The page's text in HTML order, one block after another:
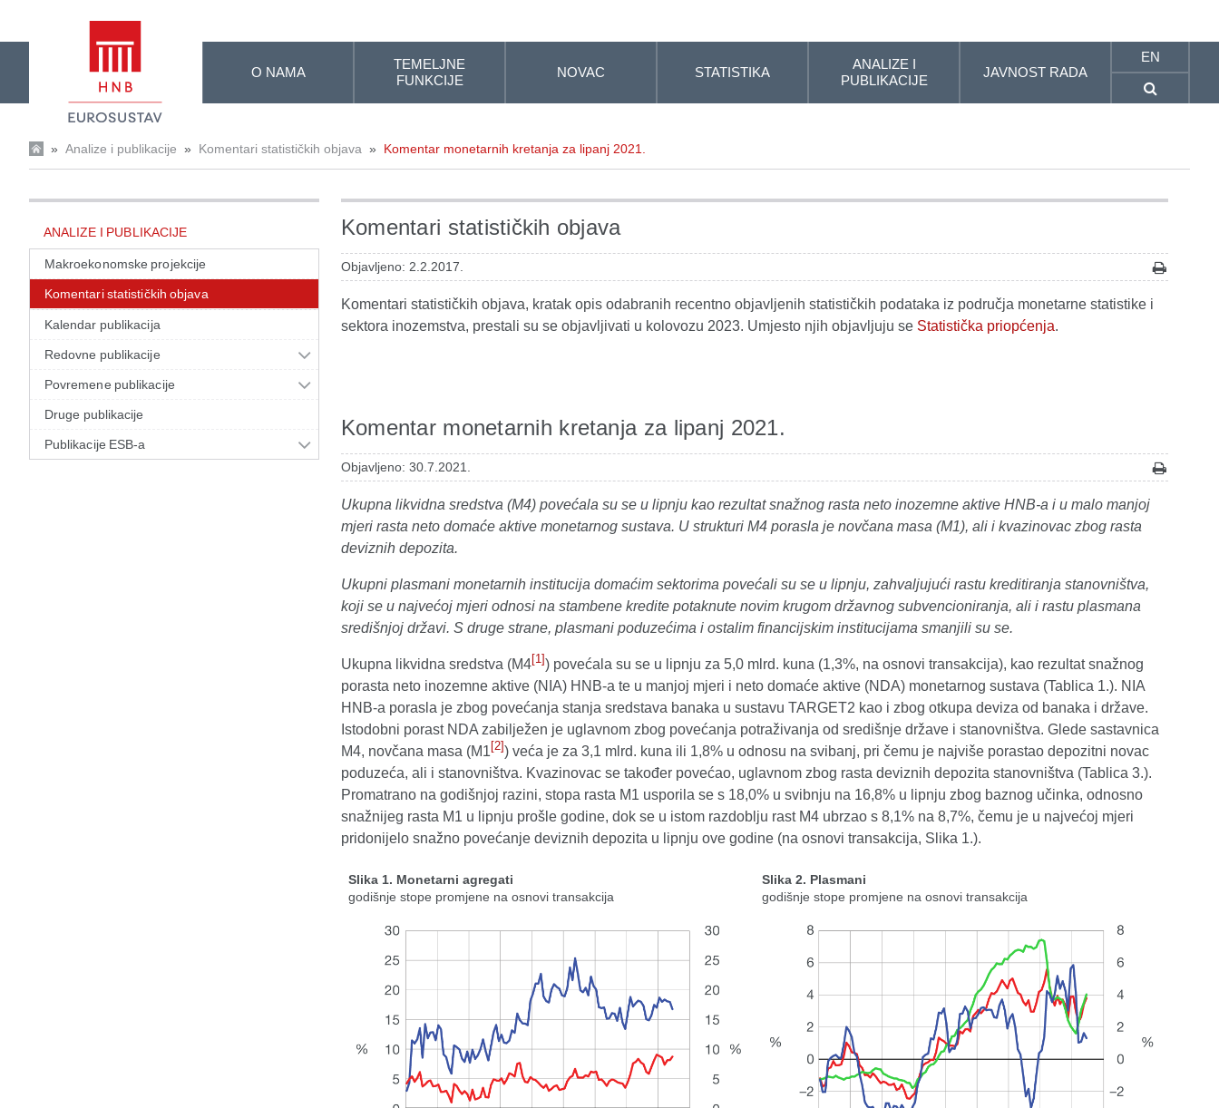
O NAMA
TEMELJNE
FUNKCIJE
NOVAC STATISTIKA
ANALIZE I
PUBLIKACIJE
JAVNOST RADA
EN
» Analize i publikacije » Komentari statističkih objava » Komentar monetarnih kretanja za lipanj 2021.
ANALIZE I PUBLIKACIJE
Makroekonomske projekcije
Komentari statističkih objava
Kalendar publikacija
Redovne publikacije
Povremene publikacije
Druge publikacije
Publikacije ESB-a
Komentari statističkih objava
Objavljeno: 2.2.2017.
Komentari statističkih objava, kratak opis odabranih recentno objavljenih statističkih podataka iz područja monetarne statistike i
sektora inozemstva, prestali su se objavljivati u kolovozu 2023. Umjesto njih objavljuju se Statistička priopćenja.
Komentar monetarnih kretanja za lipanj 2021.
Objavljeno: 30.7.2021.
Ukupna likvidna sredstva (M4) povećala su se u lipnju kao rezultat snažnog rasta neto inozemne aktive HNB-a i u malo manjoj
mjeri rasta neto domaće aktive monetarnog sustava. U strukturi M4 porasla je novčana masa (M1), ali i kvazinovac zbog rasta
deviznih depozita.
Ukupni plasmani monetarnih institucija domaćim sektorima povećali su se u lipnju, zahvaljujući rastu kreditiranja stanovništva,
koji se u najvećoj mjeri odnosi na stambene kredite potaknute novim krugom državnog subvencioniranja, ali i rastu plasmana
središnjoj državi. S druge strane, plasmani poduzećima i ostalim financijskim institucijama smanjili su se.
Ukupna likvidna sredstva (M4[1]) povećala su se u lipnju za 5,0 mlrd. kuna (1,3%, na osnovi transakcija), kao rezultat snažnog
porasta neto inozemne aktive (NIA) HNB-a te u manjoj mjeri i neto domaće aktive (NDA) monetarnog sustava (Tablica 1.). NIA
HNB-a porasla je zbog povećanja stanja sredstava banaka u sustavu TARGET2 kao i zbog otkupa deviza od banaka i države.
Istodobni porast NDA zabilježen je uglavnom zbog povećanja potraživanja od središnje države i stanovništva. Glede sastavnica
M4, novčana masa (M1 [2]) veća je za 3,1 mlrd. kuna ili 1,8% u odnosu na svibanj, pri čemu je najviše porastao depozitni novac
poduzeća, ali i stanovništva. Kvazinovac se također povećao, uglavnom zbog rasta deviznih depozita stanovništva (Tablica 3.).
Promatrano na godišnjoj razini, stopa rasta M1 usporila se s 18,0% u svibnju na 16,8% u lipnju zbog baznog učinka, odnosno
snažnijeg rasta M1 u lipnju prošle godine, dok se u istom razdoblju rast M4 ubrzao s 8,1% na 8,7%, čemu je u najvećoj mjeri
pridonijelo snažno povećanje deviznih depozita u lipnju ove godine (na osnovi transakcija, Slika 1.).
Slika 1. Monetarni agregati
godišnje stope promjene na osnovi transakcija
Slika 2. Plasmani
godišnje stope promjene na osnovi transakcija